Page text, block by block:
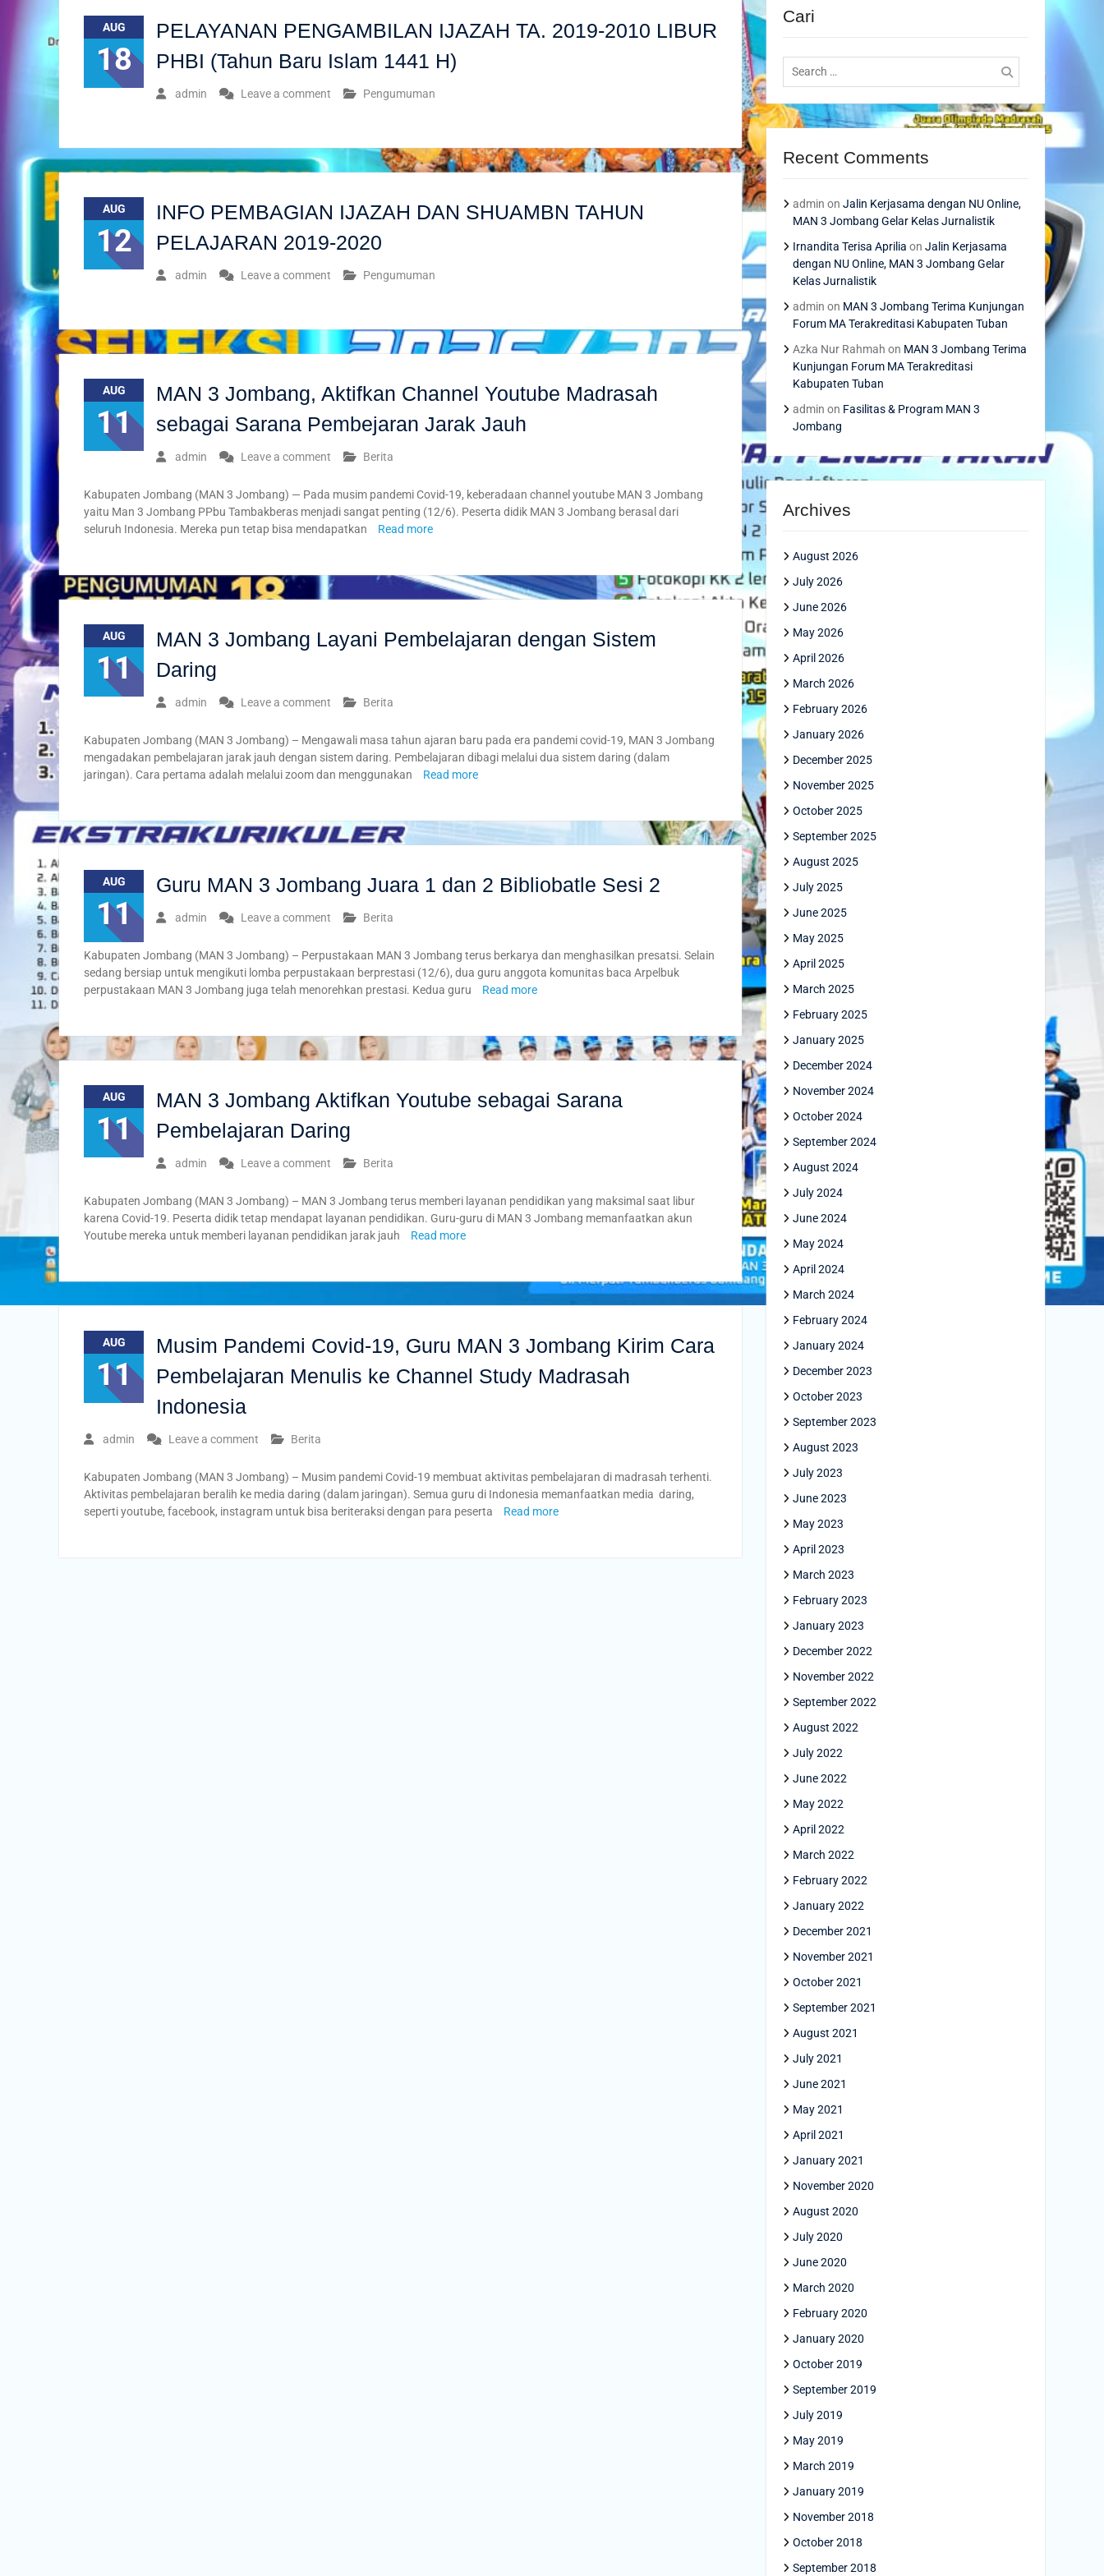
AUG
18
PELAYANAN PENGAMBILAN IJAZAH TA. 2019-2010 LIBUR
PHBI (Tahun Baru Islam 1441 H)
admin Leave a comment Pengumuman
AUG
12
INFO PEMBAGIAN IJAZAH DAN SHUAMBN TAHUN
PELAJARAN 2019-2020
admin Leave a comment Pengumuman
AUG
11
MAN 3 Jombang, Aktifkan Channel Youtube Madrasah
sebagai Sarana Pembejaran Jarak Jauh
admin Leave a comment Berita
Kabupaten Jombang (MAN 3 Jombang) — Pada musim pandemi Covid-19, keberadaan channel youtube MAN 3 Jombang
yaitu Man 3 Jombang PPbu Tambakberas menjadi sangat penting (12/6). Peserta didik MAN 3 Jombang berasal dari
seluruh Indonesia. Mereka pun tetap bisa mendapatkan
Read more
AUG
11
MAN 3 Jombang Layani Pembelajaran dengan Sistem
Daring
admin Leave a comment Berita
Kabupaten Jombang (MAN 3 Jombang) – Mengawali masa tahun ajaran baru pada era pandemi covid-19, MAN 3 Jombang
mengadakan pembelajaran jarak jauh dengan sistem daring. Pembelajaran dibagi melalui dua sistem daring (dalam
jaringan). Cara pertama adalah melalui zoom dan menggunakan
Read more
AUG
11
Guru MAN 3 Jombang Juara 1 dan 2 Bibliobatle Sesi 2
admin Leave a comment Berita
Kabupaten Jombang (MAN 3 Jombang) – Perpustakaan MAN 3 Jombang terus berkarya dan menghasilkan presatsi. Selain
sedang bersiap untuk mengikuti lomba perpustakaan berprestasi (12/6), dua guru anggota komunitas baca Arpelbuk
perpustakaan MAN 3 Jombang juga telah menorehkan prestasi. Kedua guru
Read more
AUG
11
MAN 3 Jombang Aktifkan Youtube sebagai Sarana
Pembelajaran Daring
admin Leave a comment Berita
Kabupaten Jombang (MAN 3 Jombang) – MAN 3 Jombang terus memberi layanan pendidikan yang maksimal saat libur
karena Covid-19. Peserta didik tetap mendapat layanan pendidikan. Guru-guru di MAN 3 Jombang memanfaatkan akun
Youtube mereka untuk memberi layanan pendidikan jarak jauh
Read more
AUG
11
Musim Pandemi Covid-19, Guru MAN 3 Jombang Kirim Cara
Pembelajaran Menulis ke Channel Study Madrasah
Indonesia
admin Leave a comment Berita
Kabupaten Jombang (MAN 3 Jombang) – Musim pandemi Covid-19 membuat aktivitas pembelajaran di madrasah terhenti.
Aktivitas pembelajaran beralih ke media daring (dalam jaringan). Semua guru di Indonesia memanfaatkan media daring,
seperti youtube, facebook, instagram untuk bisa beriteraksi dengan para peserta
Read more
Cari
Search
for:
Recent Comments
admin on Jalin Kerjasama dengan NU Online,
MAN 3 Jombang Gelar Kelas Jurnalistik
Irnandita Terisa Aprilia on Jalin Kerjasama
dengan NU Online, MAN 3 Jombang Gelar
Kelas Jurnalistik
admin on MAN 3 Jombang Terima Kunjungan
Forum MA Terakreditasi Kabupaten Tuban
Azka Nur Rahmah on MAN 3 Jombang Terima
Kunjungan Forum MA Terakreditasi
Kabupaten Tuban
admin on Fasilitas & Program MAN 3
Jombang
Archives
August 2026
July 2026
June 2026
May 2026
April 2026
March 2026
February 2026
January 2026
December 2025
November 2025
October 2025
September 2025
August 2025
July 2025
June 2025
May 2025
April 2025
March 2025
February 2025
January 2025
December 2024
November 2024
October 2024
September 2024
August 2024
July 2024
June 2024
May 2024
April 2024
March 2024
February 2024
January 2024
December 2023
October 2023
September 2023
August 2023
July 2023
June 2023
May 2023
April 2023
March 2023
February 2023
January 2023
December 2022
November 2022
September 2022
August 2022
July 2022
June 2022
May 2022
April 2022
March 2022
February 2022
January 2022
December 2021
November 2021
October 2021
September 2021
August 2021
July 2021
June 2021
May 2021
April 2021
January 2021
November 2020
August 2020
July 2020
June 2020
March 2020
February 2020
January 2020
October 2019
September 2019
July 2019
May 2019
March 2019
January 2019
November 2018
October 2018
September 2018